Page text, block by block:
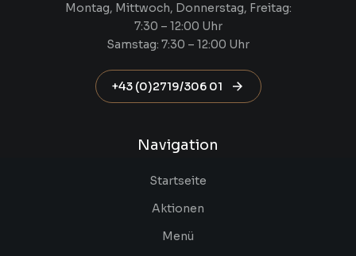
Montag, Mittwoch, Donnerstag, Freitag:
7:30 – 12:00 Uhr
Samstag: 7:30 – 12:00 Uhr
+43 (0)2719/306 01
Navigation
Startseite
Aktionen
Menü